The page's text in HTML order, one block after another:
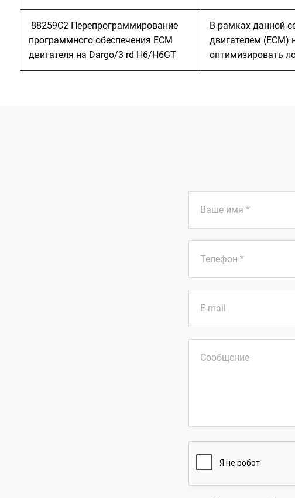
88259С2 Перепрограммирование
программного обеспечения ЕСМ
двигателя на Dargo/3 rd H6/H6GT
В рамках данной
двигателем (ECM)
оптимизировать
Ваше имя *
Телефон *
E-mail
Сообщение